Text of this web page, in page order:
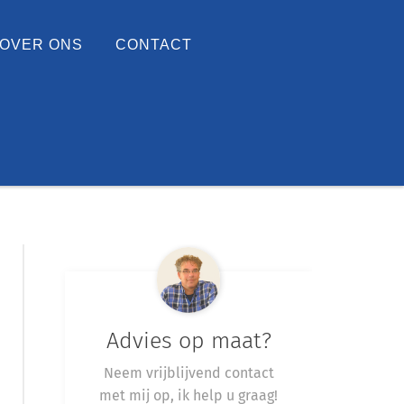
OVER ONS CONTACT
Advies op maat?
Neem vrijblijvend contact
met mij op, ik help u graag!